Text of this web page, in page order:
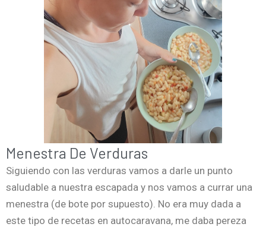
Menestra De Verduras
Siguiendo con las verduras vamos a darle un punto
saludable a nuestra escapada y nos vamos a currar una
menestra (de bote por supuesto). No era muy dada a
este tipo de recetas en autocaravana, me daba pereza